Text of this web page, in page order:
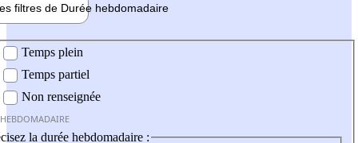
filtres de Durée hebdomadaire
Temps plein
Temps partiel
Non renseignée
la durée hebdomadaire :